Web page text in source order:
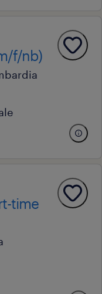
f/nb)
time